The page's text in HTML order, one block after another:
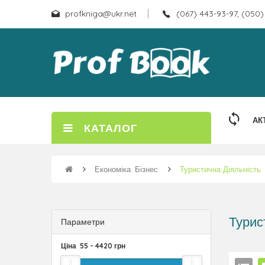
profkniga@ukr.net (067) 443-93-97,
КАТАЛОГ
Економіка. Бізнес Туристична Діяльність
Параметри
Ціна 55 - 4420 грн